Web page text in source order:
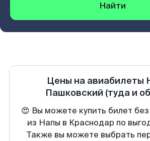
Найти
Цены на авиабилеты
Пашковский (туда и
😍 Вы можете купить билет
из Напы в Краснодар по
Также вы можете выбрать